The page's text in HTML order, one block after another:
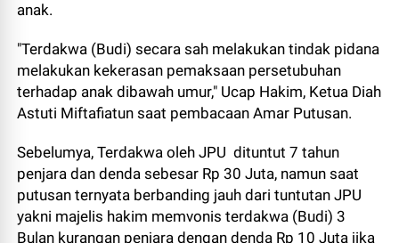
anak.
"Terdakwa (Budi) secara sah melakukan tindak pidana
melakukan kekerasan pemaksaan persetubuhan
terhadap anak dibawah umur," Ucap Hakim, Ketua Diah
Astuti Miftafiatun saat pembacaan Amar Putusan.
Sebelumya, Terdakwa oleh JPU dituntut 7 tahun
penjara dan denda sebesar Rp 30 Juta, namun saat
putusan ternyata berbanding jauh dari tuntutan JPU
yakni majelis hakim memvonis terdakwa (Budi) 3
Bulan kurangan penjara dengan denda Rp 10 Juta jika